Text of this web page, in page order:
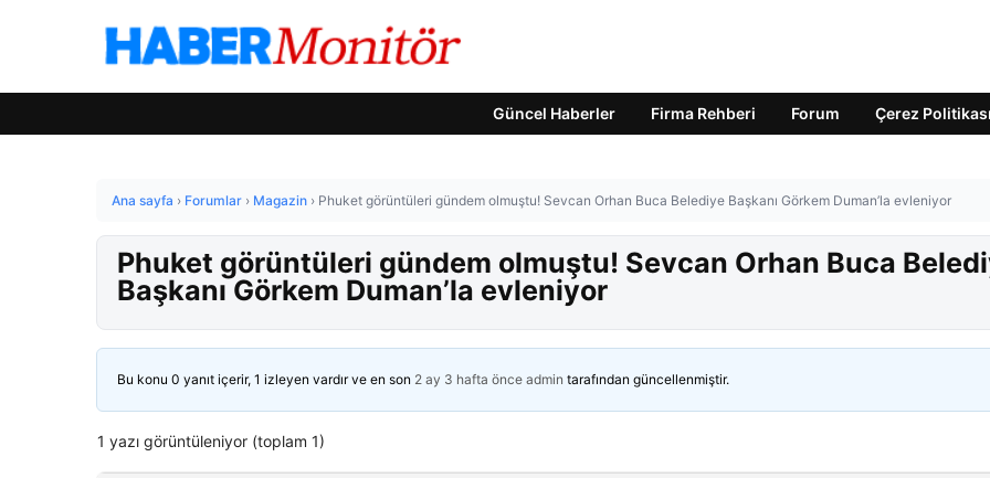
Güncel Haberler Firma Rehberi Forum Çerez Politikası
Ana sayfa › Forumlar › Magazin › Phuket görüntüleri gündem olmuştu! Sevcan Orhan Buca Belediye Başkanı Görkem Duman’la evleniyor
Phuket görüntüleri gündem olmuştu! Sevcan Orhan Buca
Başkanı Görkem Duman’la evleniyor
Bu konu 0 yanıt içerir, 1 izleyen vardır ve en son 2 ay 3 hafta önce admin tarafından güncellenmiştir.
1 yazı görüntüleniyor (toplam 1)